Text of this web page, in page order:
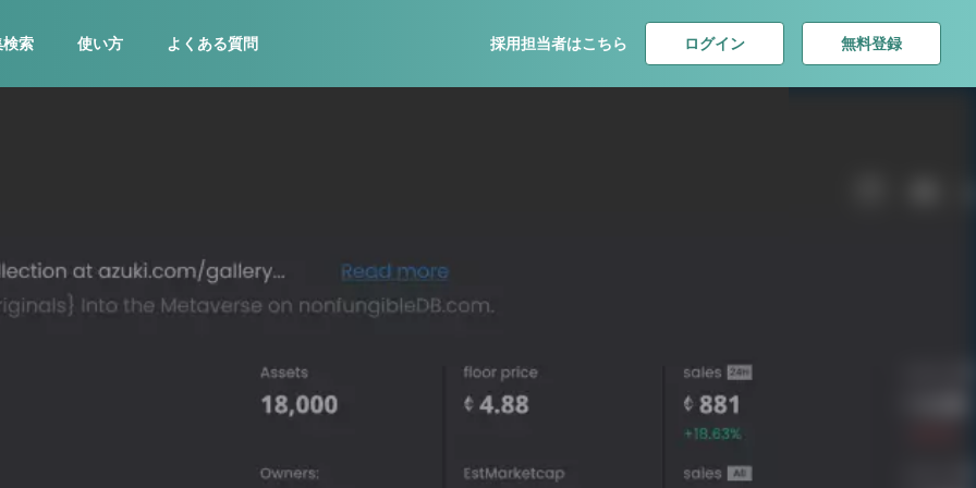
検索 使い方 よくある質問 採用担当者はこちら ログイン 無料登録